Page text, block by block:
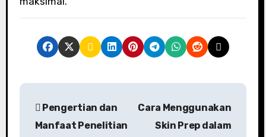
Pengertian dan
Manfaat Penelitian
Cara Menggunakan
Skin Prep dalam